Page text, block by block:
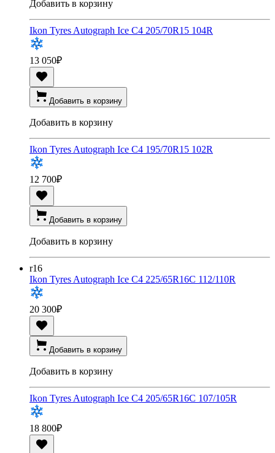
Добавить в корзину
Ikon Tyres Autograph Ice C4 205/70R15 104R
13 050₽
Добавить в корзину
Добавить в корзину
Ikon Tyres Autograph Ice C4 195/70R15 102R
12 700₽
Добавить в корзину
Добавить в корзину
r16
Ikon Tyres Autograph Ice C4 225/65R16C 112/110R
20 300₽
Добавить в корзину
Добавить в корзину
Ikon Tyres Autograph Ice C4 205/65R16C 107/105R
18 800₽